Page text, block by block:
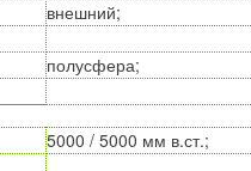
внешний;
полусфера;
5000 / 5000 мм в.ст.;